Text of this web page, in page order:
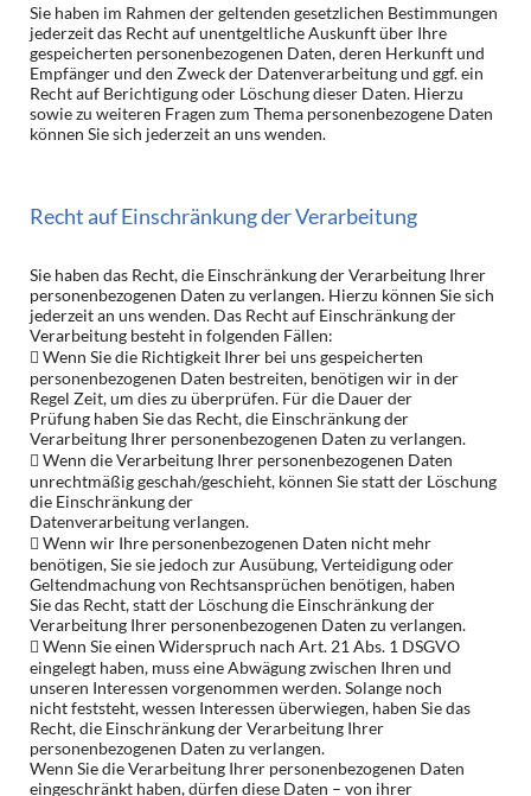
Sie haben im Rahmen der geltenden gesetzlichen Bestimmungen
jederzeit das Recht auf unentgeltliche Auskunft über Ihre
gespeicherten personenbezogenen Daten, deren Herkunft und
Empfänger und den Zweck der Datenverarbeitung und ggf. ein
Recht auf Berichtigung oder Löschung dieser Daten. Hierzu
sowie zu weiteren Fragen zum Thema personenbezogene Daten
können Sie sich jederzeit an uns wenden.
Recht auf Einschränkung der Verarbeitung
Sie haben das Recht, die Einschränkung der Verarbeitung Ihrer
personenbezogenen Daten zu verlangen. Hierzu können Sie sich
jederzeit an uns wenden. Das Recht auf Einschränkung der
Verarbeitung besteht in folgenden Fällen:
 Wenn Sie die Richtigkeit Ihrer bei uns gespeicherten
personenbezogenen Daten bestreiten, benötigen wir in der
Regel Zeit, um dies zu überprüfen. Für die Dauer der
Prüfung haben Sie das Recht, die Einschränkung der
Verarbeitung Ihrer personenbezogenen Daten zu verlangen.
 Wenn die Verarbeitung Ihrer personenbezogenen Daten
unrechtmäßig geschah/geschieht, können Sie statt der Löschung
die Einschränkung der
Datenverarbeitung verlangen.
 Wenn wir Ihre personenbezogenen Daten nicht mehr
benötigen, Sie sie jedoch zur Ausübung, Verteidigung oder
Geltendmachung von Rechtsansprüchen benötigen, haben
Sie das Recht, statt der Löschung die Einschränkung der
Verarbeitung Ihrer personenbezogenen Daten zu verlangen.
 Wenn Sie einen Widerspruch nach Art. 21 Abs. 1 DSGVO
eingelegt haben, muss eine Abwägung zwischen Ihren und
unseren Interessen vorgenommen werden. Solange noch
nicht feststeht, wessen Interessen überwiegen, haben Sie das
Recht, die Einschränkung der Verarbeitung Ihrer
personenbezogenen Daten zu verlangen.
Wenn Sie die Verarbeitung Ihrer personenbezogenen Daten
eingeschränkt haben, dürfen diese Daten – von ihrer